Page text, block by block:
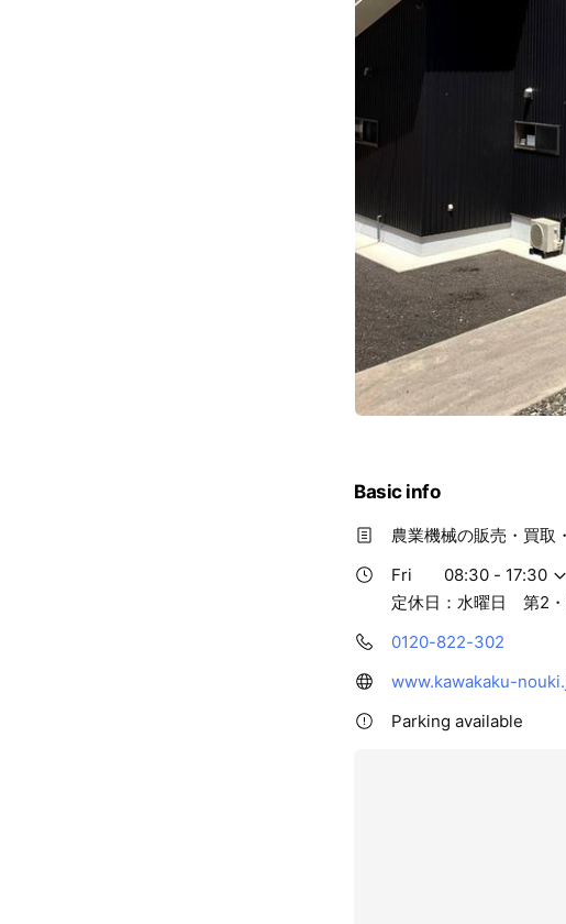
Basic info
農業機械の販売・買取
Fri
08:30 - 17:30
定休日：水曜日 第2
0120-822-302
www.kawakaku-
Parking available